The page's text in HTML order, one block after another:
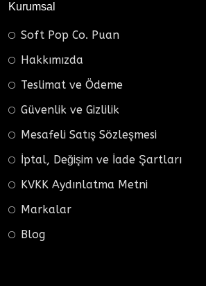
Kurumsal
Soft Pop Co. Puan
Hakkımızda
Teslimat ve Ödeme
Güvenlik ve Gizlilik
Mesafeli Satış Sözleşmesi
İptal, Değişim ve İade Şartları
KVKK Aydınlatma Metni
Markalar
Blog